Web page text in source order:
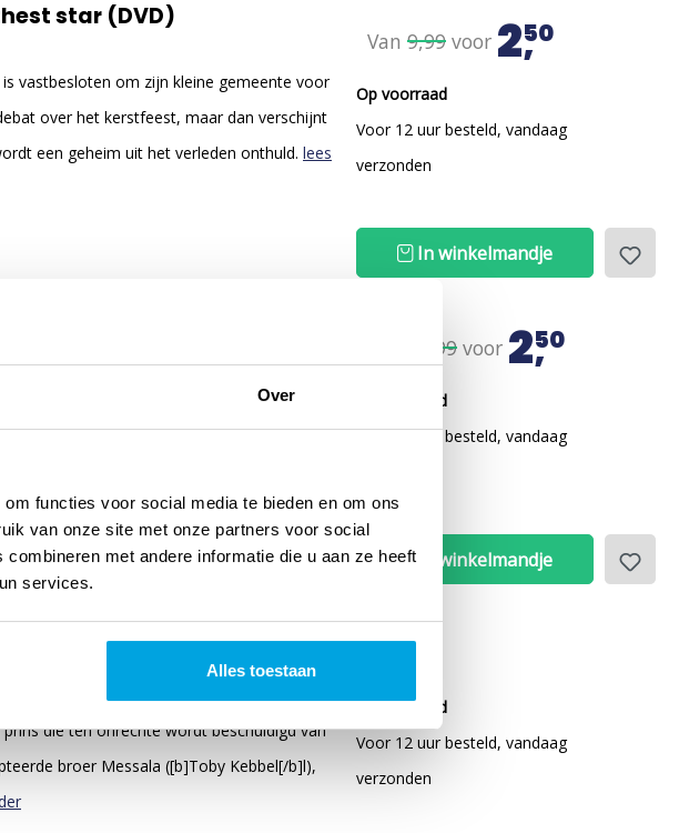
Over
functies voor social media te bieden en om ons
van onze site met onze partners voor social
met andere informatie die u aan ze heeft
services.
Alles toestaan
star (DVD)
vastbesloten om zijn kleine gemeente voor
over het kerstfeest, maar dan verschijnt
een geheim uit het verleden onthuld. lees
Van 9,99 voor 250
Op voorraad
Voor 12 uur besteld, vandaag
verzonden
In winkelmandje
Smyth) heeft een bovennatuurlijke
speciale ervaring die hem op weg stuurt naar
tegenst ... lees verder
14,99 voor 250
Op voorraad
Voor 12 uur besteld, vandaag
In winkelmandje
verhaal van Judah Ben-Hur
die ten onrechte wordt beschuldigd van
broer Messala ([b]Toby Kebbel[/b]l),
1299
Op voorraad
Voor 12 uur besteld, vandaag
verzonden